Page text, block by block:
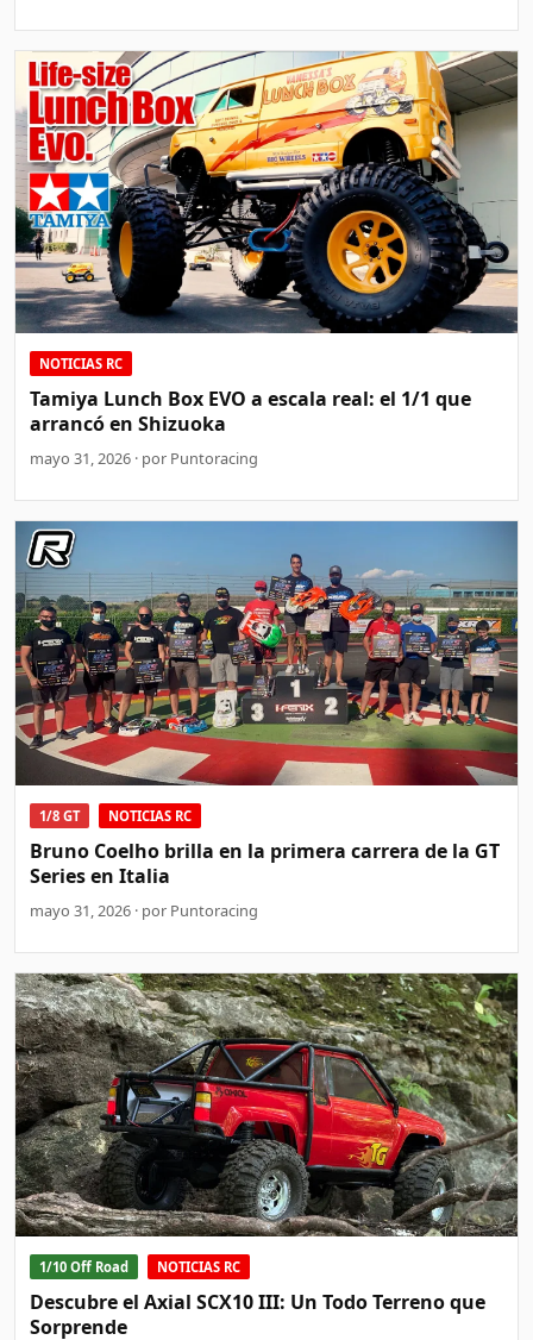
NOTICIAS RC
Tamiya Lunch Box EVO a escala real: el 1/1 que
arrancó en Shizuoka
mayo 31, 2026 · por Puntoracing
1/8 GT NOTICIAS RC
Bruno Coelho brilla en la primera carrera de la GT
Series en Italia
mayo 31, 2026 · por Puntoracing
1/10 Off Road NOTICIAS RC
Descubre el Axial SCX10 III: Un Todo Terreno que
Sorprende